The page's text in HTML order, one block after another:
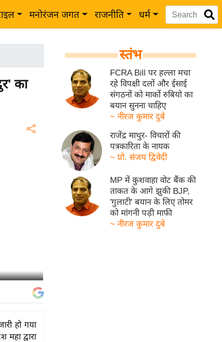
मनोरंजन जगत राजनीति धर्म
का
हो गया
द्वारा
स्तंभ
FCRA Bill पर हल्ला मचा
रहे विपक्षी दलों और ईसाई
संगठनों को मार्को रुबियो का
बयान सुनना चाहिए
~ नीरज कुमार दुबे
राजेंद्र माथुर- विचारों की
पत्रकारिता के नायक
~ प्रो. संजय द्विवेदी
MP में कुशवाहा वोट बैंक की
ताकत के आगे झुकी BJP,
'गुलाटी' बयान के लिए तोमर
को मांगनी पड़ी माफी
~ नीरज कुमार दुबे